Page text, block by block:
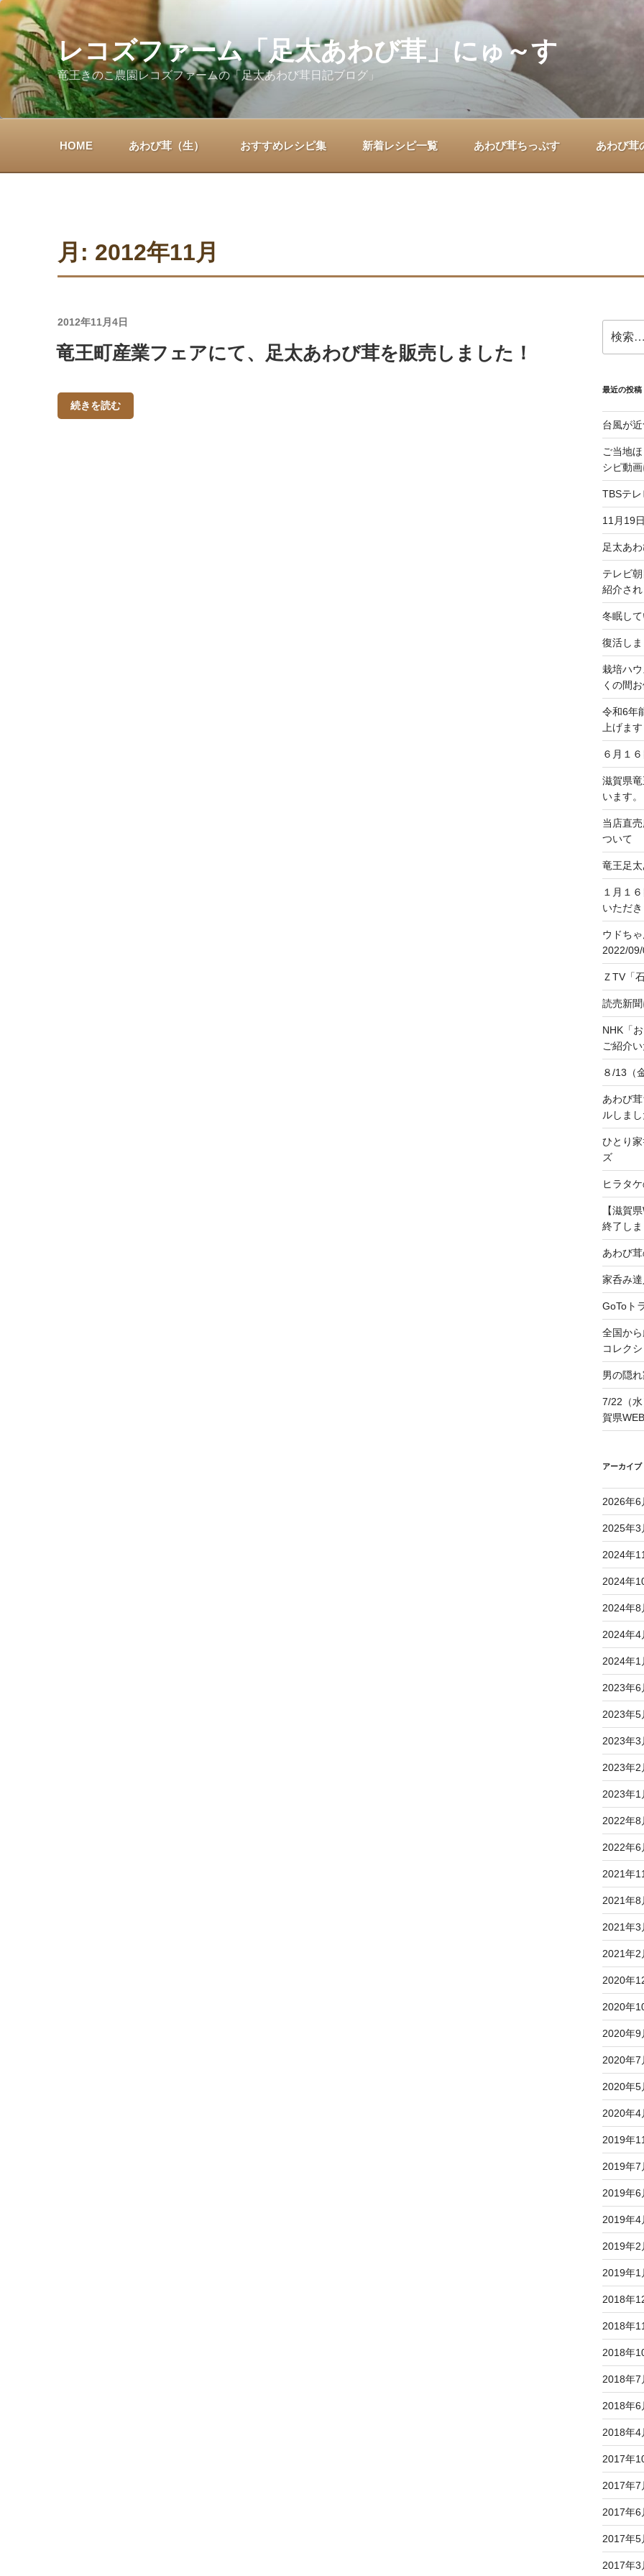
コ
ン
ン
ツ
レコズファーム「足太あわび茸」にゅ～す
竜王きのこ農園レコズファームの「足太あわび茸日記ブログ」
HOME あわび茸（生） おすすめレシピ集 新着レシピ一覧 あわび茸ちっぷす あわび茸
月: 2012年11月
投
日:
2012年11月4日
竜王町産業フェアにて、足太あわび茸を販売しました！
続きを読む
索:
最近の投稿
台風が
ご当地
シピ動
TBSテレ
11月19
足太あ
テレビ
紹介され
冬眠し
復活しま
栽培ハ
くの間
令和6年
上げます
６月１
滋賀県
います。
当店直
ついて
竜王足太
１月１
いただ
ウドち
2022/09/
ＺTV「
読売新
NHK「
ご紹介
８/13（
あわび
ルしまし
ひとり
ズ
ヒラタ
【滋賀
終了しま
あわび
家呑み
GoToト
全国か
コレク
男の隠
7/22（
賀県
アーカイブ
2026年6
2025年3
2024年
2024年
2024年8
2024年4
2024年1
2023年6
2023年5
2023年3
2023年2
2023年1
2022年8
2022年6
2021年
2021年8
2021年3
2021年2
2020年
2020年
2020年9
2020年7
2020年5
2020年4
2019年
2019年7
2019年6
2019年4
2019年2
2019年1
2018年
2018年
2018年
2018年7
2018年6
2018年4
2017年
2017年7
2017年6
2017年5
2017年3